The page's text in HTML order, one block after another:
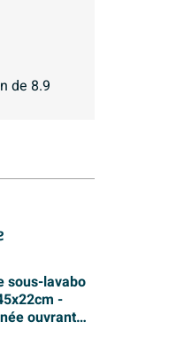
de 8.9
sous-lavabo
-
ouvrant à